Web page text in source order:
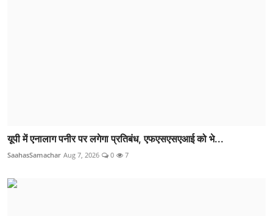
यूपी में एनालाग पनीर पर लगेगा प्रतिबंध, एफएसएसएआई को भे...
SaahasSamachar Aug 7, 2026 0 7